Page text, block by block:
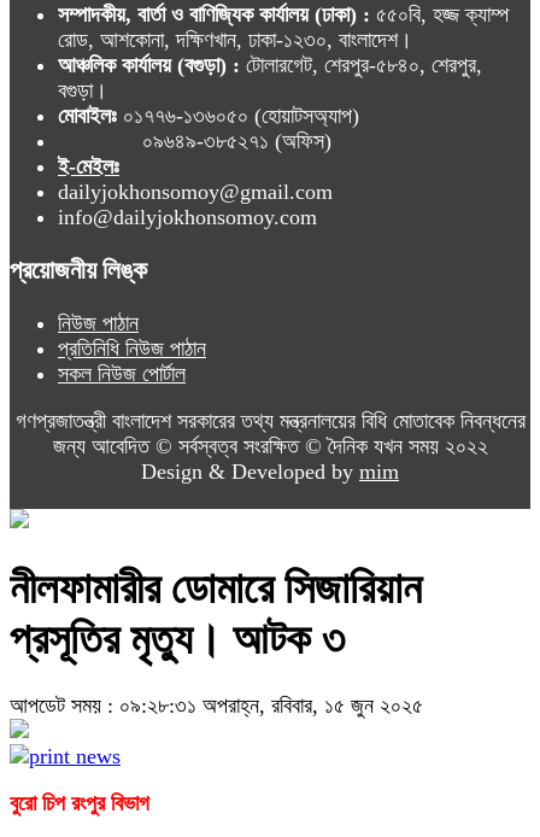
সম্পাদকীয়, বার্তা ও বাণিজ্যিক কার্যালয় (ঢাকা) : ৫৫০বি, হজ্জ ক্যাম্প
রোড, আশকোনা, দক্ষিণখান, ঢাকা-১২৩০, বাংলাদেশ।
আঞ্চলিক কার্যালয় (বগুড়া) : টোলারগেট, শেরপুর-৫৮৪০, শেরপুর,
বগুড়া।
মোবাইলঃ ০১৭৭৬-১৩৬০৫০ (হোয়াটসঅ্যাপ)
০৯৬৪৯-৩৮৫২৭১ (অফিস)
ই-মেইলঃ
dailyjokhonsomoy@gmail.com
info@dailyjokhonsomoy.com
প্রয়োজনীয় লিঙ্ক
নিউজ পাঠান
প্রতিনিধি নিউজ পাঠান
সকল নিউজ পোর্টাল
গণপ্রজাতন্ত্রী বাংলাদেশ সরকারের তথ্য মন্ত্রনালয়ের বিধি মোতাবেক নিবন্ধনের
জন্য আবেদিত © সর্বস্বত্ব সংরক্ষিত © দৈনিক যখন সময় ২০২২
Design & Developed by mim
নীলফামারীর ডোমারে সিজারিয়ান
প্রসূতির মৃত্যু। আটক ৩
আপডেট সময় : ০৯:২৮:৩১ অপরাহ্ন, রবিবার, ১৫ জুন ২০২৫
বুরো চিপ রংপুর বিভাগ